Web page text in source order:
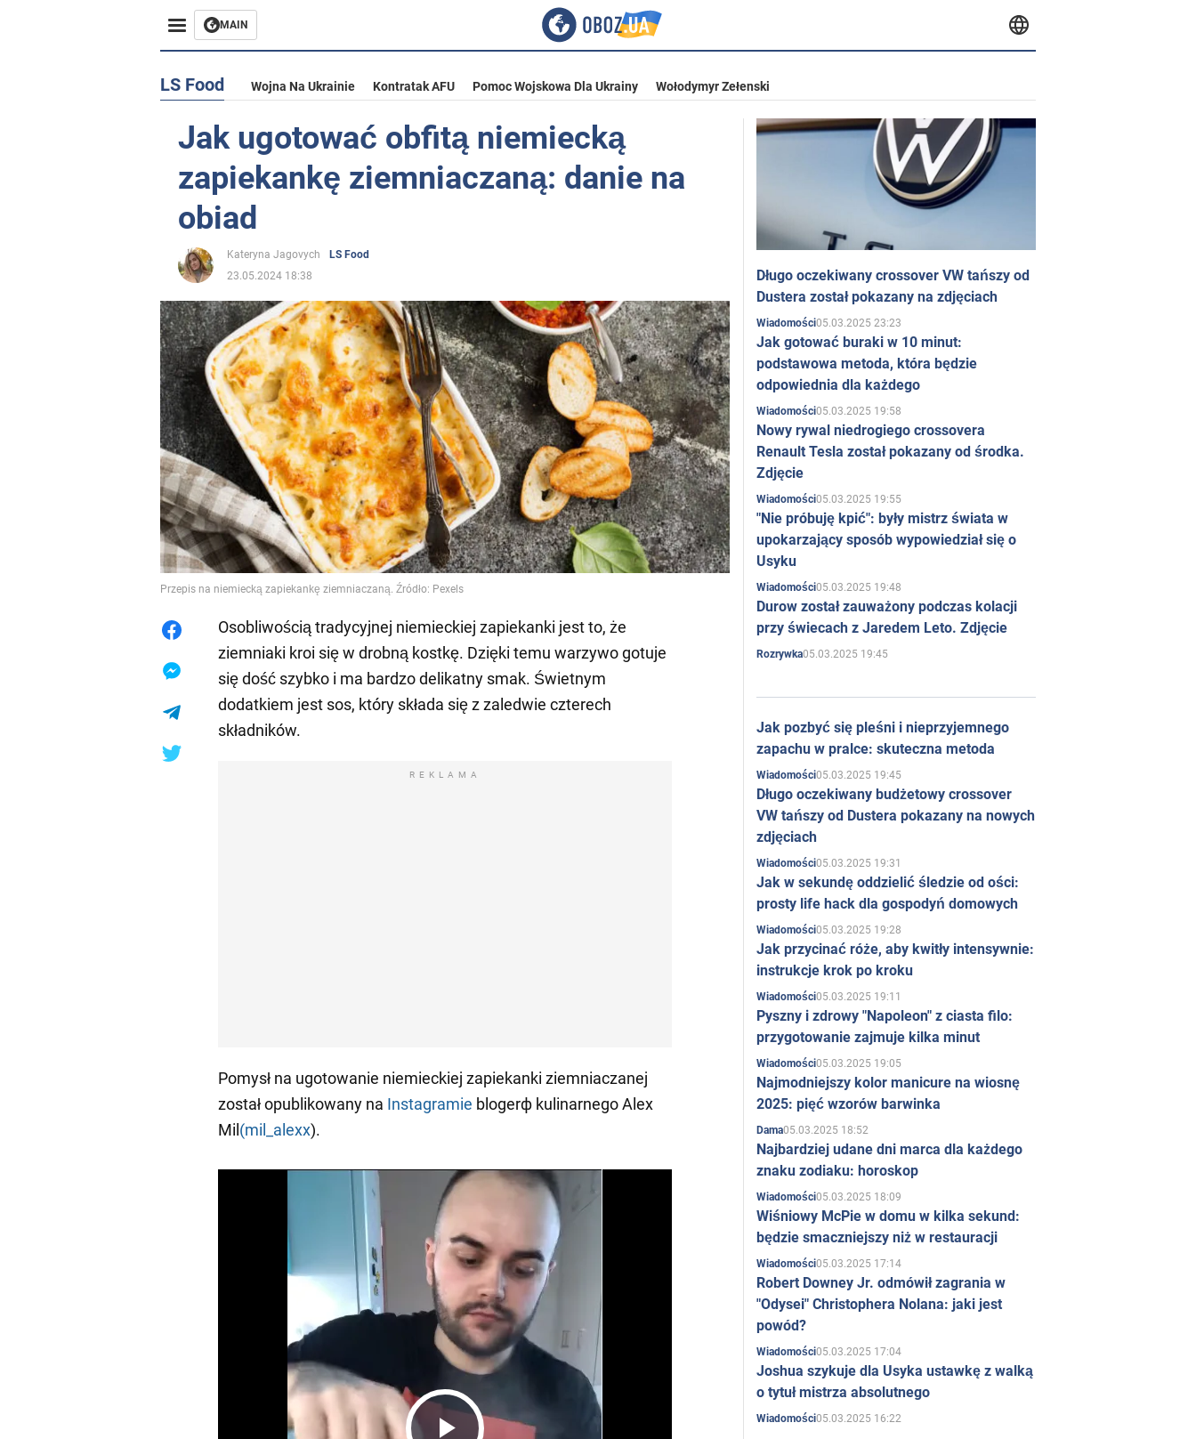
MAIN
LS Food Wojna Na Ukrainie Kontratak AFU Pomoc Wojskowa Dla Ukrainy Wołodymyr Zełenski
Jak ugotować obfitą niemiecką
zapiekankę ziemniaczaną: danie na
obiad
Kateryna Jagovych
LS Food
23.05.2024 18:38
Przepis na niemiecką zapiekankę ziemniaczaną. Źródło: Pexels
Osobliwością tradycyjnej niemieckiej zapiekanki jest to, że
ziemniaki kroi się w drobną kostkę. Dzięki temu warzywo gotuje
się dość szybko i ma bardzo delikatny smak. Świetnym
dodatkiem jest sos, który składa się z zaledwie czterech
składników.
REKLAMA
Pomysł na ugotowanie niemieckiej zapiekanki ziemniaczanej
został opublikowany na Instagramie blogerф kulinarnego Alex
Mil (mil_alexx).
Długo oczekiwany crossover VW tańszy od
Dustera został pokazany na zdjęciach
Wiadomości05.03.2025 23:23
Jak gotować buraki w 10 minut:
podstawowa metoda, która będzie
odpowiednia dla każdego
Wiadomości05.03.2025 19:58
Nowy rywal niedrogiego crossovera
Renault Tesla został pokazany od środka.
Zdjęcie
Wiadomości05.03.2025 19:55
"Nie próbuję kpić": były mistrz świata w
upokarzający sposób wypowiedział się o
Usyku
Wiadomości05.03.2025 19:48
Durow został zauważony podczas kolacji
przy świecach z Jaredem Leto. Zdjęcie
Rozrywka05.03.2025 19:45
Jak pozbyć się pleśni i nieprzyjemnego
zapachu w pralce: skuteczna metoda
Wiadomości05.03.2025 19:45
Długo oczekiwany budżetowy crossover
VW tańszy od Dustera pokazany na nowych
zdjęciach
Wiadomości05.03.2025 19:31
Jak w sekundę oddzielić śledzie od ości:
prosty life hack dla gospodyń domowych
Wiadomości05.03.2025 19:28
Jak przycinać róże, aby kwitły intensywnie:
instrukcje krok po kroku
Wiadomości05.03.2025 19:11
Pyszny i zdrowy "Napoleon" z ciasta filo:
przygotowanie zajmuje kilka minut
Wiadomości05.03.2025 19:05
Najmodniejszy kolor manicure na wiosnę
2025: pięć wzorów barwinka
Dama05.03.2025 18:52
Najbardziej udane dni marca dla każdego
znaku zodiaku: horoskop
Wiadomości05.03.2025 18:09
Wiśniowy McPie w domu w kilka sekund:
będzie smaczniejszy niż w restauracji
Wiadomości05.03.2025 17:14
Robert Downey Jr. odmówił zagrania w
"Odysei" Christophera Nolana: jaki jest
powód?
Wiadomości05.03.2025 17:04
Joshua szykuje dla Usyka ustawkę z walką
o tytuł mistrza absolutnego
Wiadomości05.03.2025 16:22